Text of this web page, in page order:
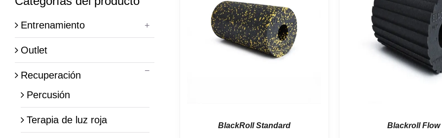
Entrenamiento
Outlet
Recuperación
Percusión
Terapia de luz roja
BlackRoll Standard Blackroll Flow